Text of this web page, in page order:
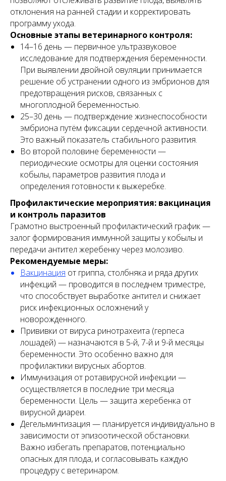
отклонения на ранней стадии и корректировать
программу ухода.
Основные этапы ветеринарного контроля:
14–16 день — первичное ультразвуковое
исследование для подтверждения беременности.
При выявлении двойной овуляции принимается
решение об устранении одного из эмбрионов для
предотвращения рисков, связанных с
многоплодной беременностью.
25–30 день — подтверждение жизнеспособности
эмбриона путём фиксации сердечной активности.
Это важный показатель стабильного развития.
Во второй половине беременности —
периодические осмотры для оценки состояния
кобылы, параметров развития плода и
определения готовности к выжеребке.
Профилактические мероприятия: вакцинация
и контроль паразитов
Грамотно выстроенный профилактический график —
залог формирования иммунной защиты у кобылы и
передачи антител жеребенку через молозиво.
Рекомендуемые меры:
Вакцинация от гриппа, столбняка и ряда других
инфекций — проводится в последнем триместре,
что способствует выработке антител и снижает
риск инфекционных осложнений у
новорожденного.
Прививки от вируса ринотрахеита (герпеса
лошадей) — назначаются в 5-й, 7-й и 9-й месяцы
беременности. Это особенно важно для
профилактики вирусных абортов.
Иммунизация от ротавирусной инфекции —
осуществляется в последние три месяца
беременности. Цель — защита жеребенка от
вирусной диареи.
Дегельминтизация — планируется индивидуально в
зависимости от эпизоотической обстановки.
Важно избегать препаратов, потенциально
опасных для плода, и согласовывать каждую
процедуру с ветеринаром.